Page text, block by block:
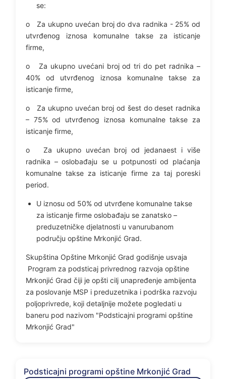
se:
o Za ukupno uvećan broj do dva radnika - 25% od
utvrđenog iznosa komunalne takse za isticanje
firme,
o Za ukupno uvećani broj od tri do pet radnika –
40% od utvrđenog iznosa komunalne takse za
isticanje firme,
o Za ukupno uvećan broj od šest do deset radnika
– 75% od utvrđenog iznosa komunalne takse za
isticanje firme,
o Za ukupno uvećan broj od jedanaest i više
radnika – oslobađaju se u potpunosti od plaćanja
komunalne takse za isticanje firme za taj poreski
period.
U iznosu od 50% od utvrđene komunalne takse
za isticanje firme oslobađaju se zanatsko –
preduzetničke djelatnosti u vanurubanom
području opštine Mrkonjić Grad.
Skupština Opštine Mrkonjić Grad godišnje usvaja
Program za podsticaj privrednog razvoja opštine
Mrkonjić Grad čiji je opšti cilj unapređenje ambijenta
za poslovanje MSP i preduzetnika i podrška razvoju
poljoprivrede, koji detaljnije možete pogledati u
baneru pod nazivom "Podsticajni programi opštine
Mrkonjić Grad"
Podsticajni programi opštine Mrkonjić Grad